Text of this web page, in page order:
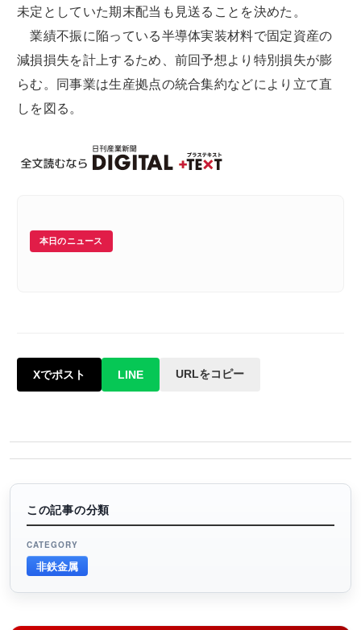
未定としていた期末配当も見送ることを決めた。
業績不振に陥っている半導体実装材料で固定資産の
減損損失を計上するため、前回予想より特別損失が膨
らむ。同事業は生産拠点の統合集約などにより立て直
しを図る。
本日のニュース
Xでポスト LINE URLをコピー
この記事の分類
CATEGORY
非鉄金属